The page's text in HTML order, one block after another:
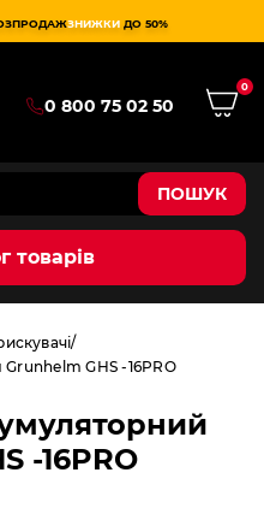
ЗНИЖКИ ДО 50%
0 800 75 02 50
0
ПОШУК
товарів
GHS -16PRO
-16PRO